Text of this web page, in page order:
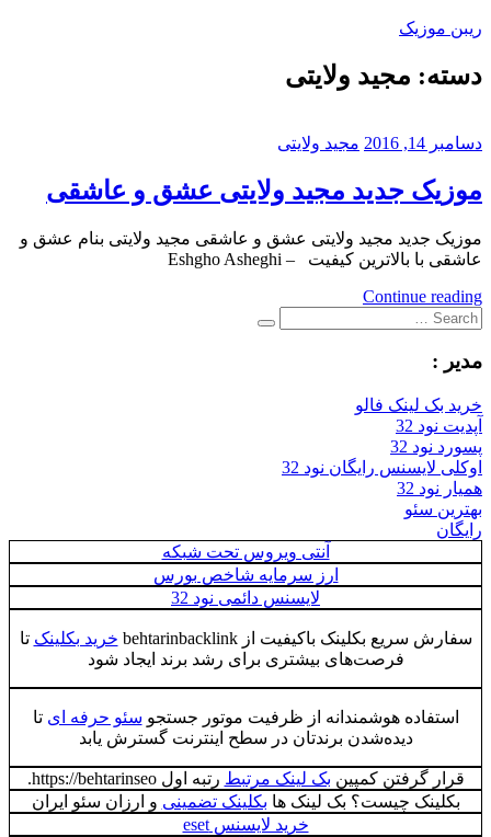
Skip
ریبن موزیک
دانلود
دسته: مجید ولایتی
دسامبر 14, 2016 مجید ولایتی
موزیک جدید مجید ولایتی عشق و عاشقی
موزیک جدید مجید ولایتی عشق و عاشقی مجید ولایتی بنام عشق و
عاشقی با بالاترین کیفیت – Eshgho Asheghi
Continue reading
Search
for:
Search
مدیر :
خرید بک لینک فالو
آپدیت نود 32
پسورد نود 32
اوکلی لایسنس رایگان نود 32
همیار نود 32
بهترین سئو
رایگان
آنتی ویروس تحت شبکه
ارز سرمایه شاخص بورس
لایسنس دائمی نود 32
سفارش سریع بکلینک باکیفیت از behtarinbacklink خرید بکلینک تا
فرصت‌های بیشتری برای رشد برند ایجاد شود
استفاده هوشمندانه از ظرفیت موتور جستجو سئو حرفه ای تا
دیده‌شدن برندتان در سطح اینترنت گسترش یابد
قرار گرفتن کمپین بک لینک مرتبط رتبه اول https://behtarinseo.
بکلینک چیست؟ بک لینک ها بکلینک تضمینی و ارزان سئو ایران
خرید لایسنس eset